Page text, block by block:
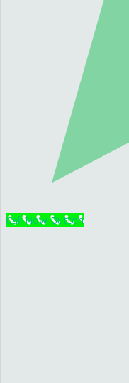
Call Now Button